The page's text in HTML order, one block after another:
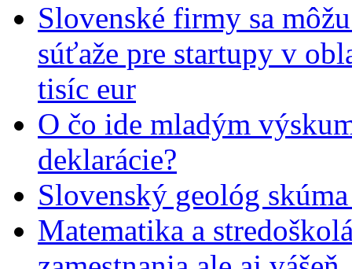
Slovenské firmy sa
súťaže pre startupy v
tisíc eur
O čo ide mladým
deklarácie?
Slovenský geológ
Matematika a